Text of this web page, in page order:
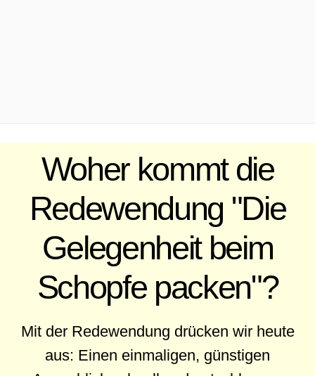
Woher kommt die
Redewendung "Die
Gelegenheit beim
Schopfe packen"?
Mit der Redewendung drücken wir heute
aus: Einen einmaligen, günstigen